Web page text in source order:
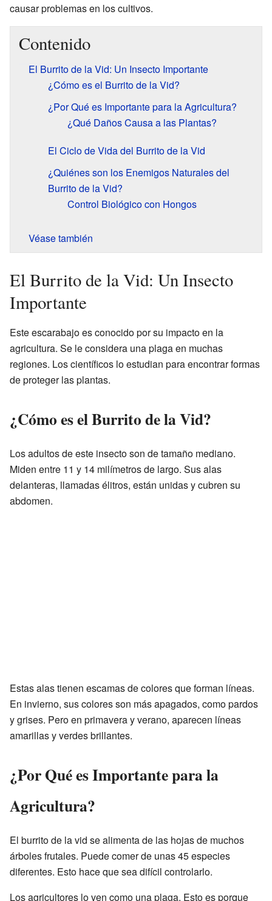
causar problemas en los cultivos.
Contenido
El Burrito de la Vid: Un Insecto Importante
¿Cómo es el Burrito de la Vid?
¿Por Qué es Importante para la Agricultura?
¿Qué Daños Causa a las Plantas?
El Ciclo de Vida del Burrito de la Vid
¿Quiénes son los Enemigos Naturales del
Burrito de la Vid?
Control Biológico con Hongos
Véase también
El Burrito de la Vid: Un Insecto
Importante
Este escarabajo es conocido por su impacto en la
agricultura. Se le considera una plaga en muchas
regiones. Los científicos lo estudian para encontrar formas
de proteger las plantas.
¿Cómo es el Burrito de la Vid?
Los adultos de este insecto son de tamaño mediano.
Miden entre 11 y 14 milímetros de largo. Sus alas
delanteras, llamadas élitros, están unidas y cubren su
abdomen.
Estas alas tienen escamas de colores que forman líneas.
En invierno, sus colores son más apagados, como pardos
y grises. Pero en primavera y verano, aparecen líneas
amarillas y verdes brillantes.
¿Por Qué es Importante para la
Agricultura?
El burrito de la vid se alimenta de las hojas de muchos
árboles frutales. Puede comer de unas 45 especies
diferentes. Esto hace que sea difícil controlarlo.
Los agricultores lo ven como una plaga. Esto es porque